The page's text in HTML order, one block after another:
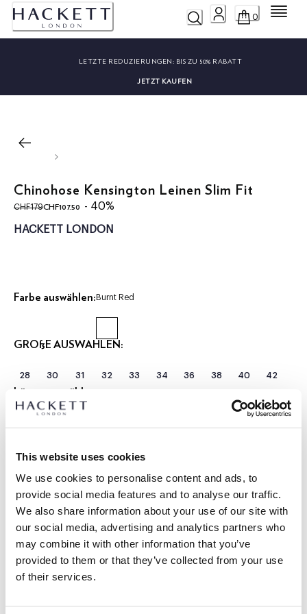
This website uses cookies
We use cookies to personalise content and ads, to
provide social media features and to analyse our traffic.
We also share information about your use of our site with
our social media, advertising and analytics partners who
may combine it with other information that you’ve
provided to them or that they’ve collected from your use
of their services.
0 Menü
LETZTE REDUZIERUNGEN: BIS ZU 50% RABATT
JETZT KAUFEN
Chinohose Kensington Leinen Slim Fit
CHF179
ursprünglicher Preis CHF179
CHF107.50
aktueller Preis CHF107.50
- 40%
HACKETT LONDON
Farbe auswählen: Burnt Red
GRÖßE AUSWÄHLEN:
28 30 31 32 33 34 36 38 40 42
Länge auswählen:
|
BESCHREIBUNG
HM2100112
- Slim Fit Kensington Chinohose.
LIEFERUNG UND RÜCKGABE
Kostenlose Lieferung und Rückgabe